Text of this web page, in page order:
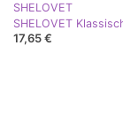
SHELOVET
SHELOVET
17,65 €